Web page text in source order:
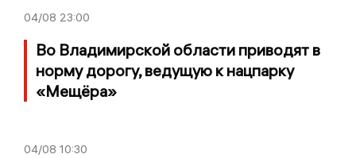
04/08 23:00
Во Владимирской области приводят в
норму дорогу, ведущую к нацпарку
«Мещёра»
04/08 10:30